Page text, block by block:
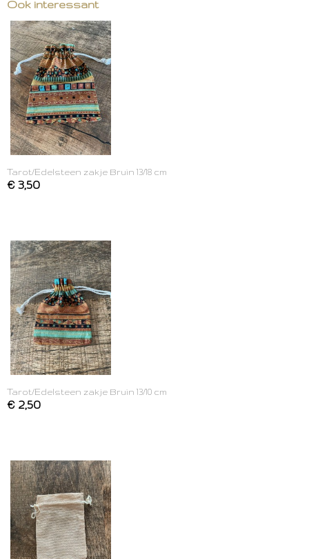
Ook interessant
Tarot/Edelsteen zakje Bruin 13/18 cm
€ 3,50
Tarot/Edelsteen zakje Bruin 13/10 cm
€ 2,50